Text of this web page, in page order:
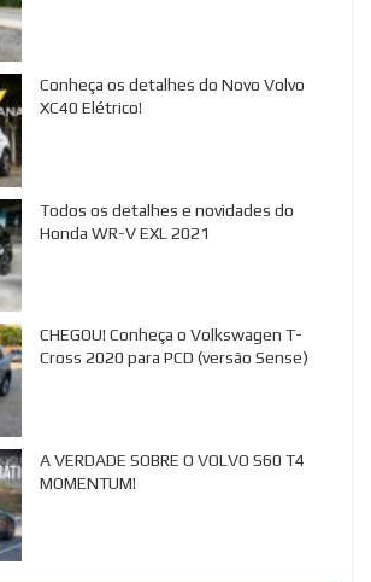
Conheça os detalhes do Novo Volvo
XC40 Elétrico!
Todos os detalhes e novidades do
Honda WR-V EXL 2021
CHEGOU! Conheça o Volkswagen T-
Cross 2020 para PCD (versão Sense)
A VERDADE SOBRE O VOLVO S60 T4
MOMENTUM!